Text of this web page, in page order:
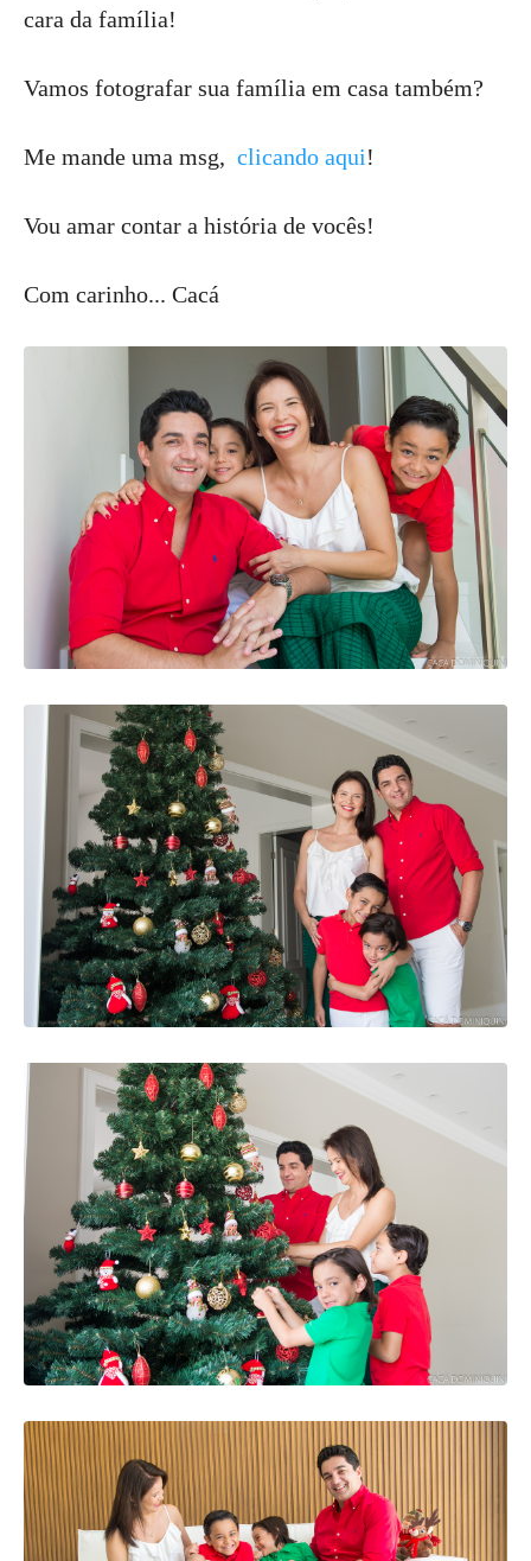
cara da família!
Vamos fotografar sua família em casa também?
Me mande uma msg, clicando aqui!
Vou amar contar a história de vocês!
Com carinho... Cacá